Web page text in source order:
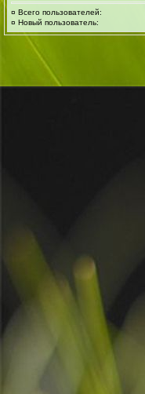
¤ Всего пользователей:
¤ Новый пользователь: